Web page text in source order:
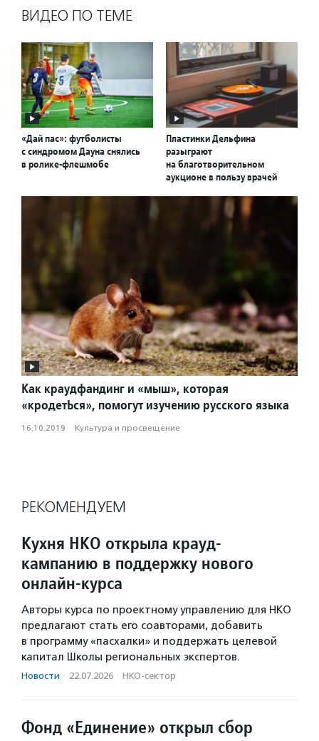
ВИДЕО ПО ТЕМЕ
«Дай пас»: футболисты
с синдромом Дауна снялись
в ролике-флешмобе
Пластинки Дельфина
разыграют
на благотворительном
аукционе в пользу врачей
Как краудфандинг и «мыш», которая
«кродетЬся», помогут изучению русского языка
16.10.2019 · Культура и просвещение
РЕКОМЕНДУЕМ
Кухня НКО открыла крауд-
кампанию в поддержку нового
онлайн-курса
Авторы курса по проектному управлению для НКО
предлагают стать его соавторами, добавить
в программу «пасхалки» и поддержать целевой
капитал Школы региональных экспертов.
Новости · 22.07.2026 · НКО-сектор
Фонд «Единение» открыл сбор